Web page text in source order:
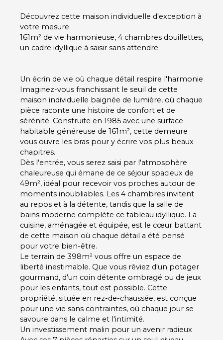
Découvrez cette maison individuelle d'exception à
votre mesure
161m² de vie harmonieuse, 4 chambres douillettes,
un cadre idyllique à saisir sans attendre
Un écrin de vie où chaque détail respire l'harmonie
Imaginez-vous franchissant le seuil de cette
maison individuelle baignée de lumière, où chaque
pièce raconte une histoire de confort et de
sérénité. Construite en 1985 avec une surface
habitable généreuse de 161m², cette demeure
vous ouvre les bras pour y écrire vos plus beaux
chapitres.
Dès l'entrée, vous serez saisi par l'atmosphère
chaleureuse qui émane de ce séjour spacieux de
49m², idéal pour recevoir vos proches autour de
moments inoubliables. Les 4 chambres invitent
au repos et à la détente, tandis que la salle de
bains moderne complète ce tableau idyllique. La
cuisine, aménagée et équipée, est le cœur battant
de cette maison où chaque détail a été pensé
pour votre bien-être.
Le terrain de 398m² vous offre un espace de
liberté inestimable. Que vous rêviez d'un potager
gourmand, d'un coin détente ombragé ou de jeux
pour les enfants, tout est possible. Cette
propriété, située en rez-de-chaussée, est conçue
pour une vie sans contraintes, où chaque jour se
savoure dans le calme et l'intimité.
Un investissement malin pour un avenir radieux